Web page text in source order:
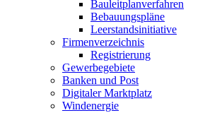
Bauleitplanverfahren
Bebauungspläne
Leerstandsinitiative
Firmenverzeichnis
Registrierung
Gewerbegebiete
Banken und Post
Digitaler Marktplatz
Windenergie